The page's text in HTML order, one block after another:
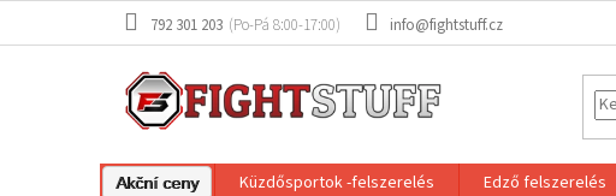
792 301 203 info@fightstuff.cz
Akční ceny Küzdősportok -felszerelés Edző felszerelés